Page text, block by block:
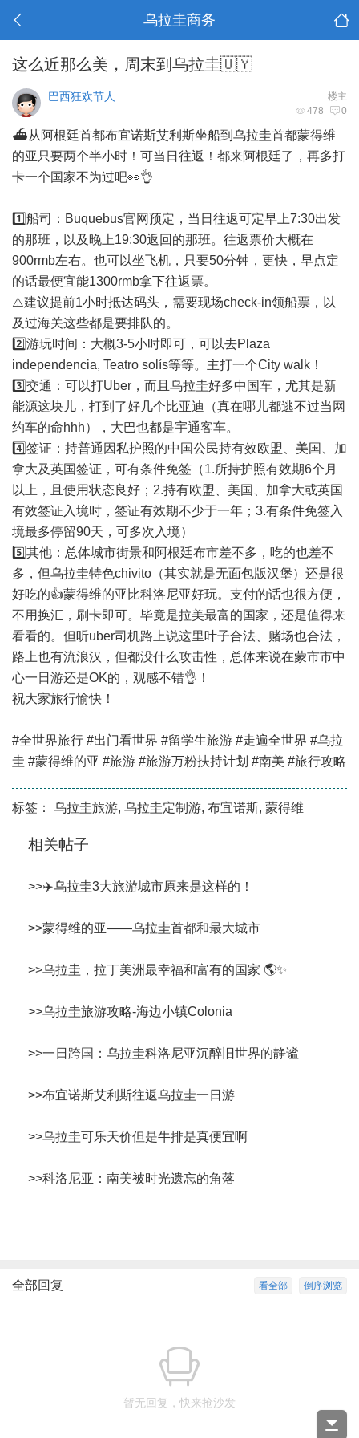
乌拉圭商务
这么近那么美，周末到乌拉圭🇺🇾
楼主
巴西狂欢节人
478 0
⛴️从阿根廷首都布宜诺斯艾利斯坐船到乌拉圭首都蒙得维
的亚只要两个半小时！可当日往返！都来阿根廷了，再多打
卡一个国家不为过吧👀👌
1️⃣船司：Buquebus官网预定，当日往返可定早上7:30出发
的那班，以及晚上19:30返回的那班。往返票价大概在
900rmb左右。也可以坐飞机，只要50分钟，更快，早点定
的话最便宜能1300rmb拿下往返票。
⚠️建议提前1小时抵达码头，需要现场check-in领船票，以
及过海关这些都是要排队的。
2️⃣游玩时间：大概3-5小时即可，可以去Plaza
independencia, Teatro solís等等。主打一个City walk！
3️⃣交通：可以打Uber，而且乌拉圭好多中国车，尤其是新
能源这块儿，打到了好几个比亚迪（真在哪儿都逃不过当网
约车的命hhh），大巴也都是宇通客车。
4️⃣签证：持普通因私护照的中国公民持有效欧盟、美国、加
拿大及英国签证，可有条件免签（1.所持护照有效期6个月
以上，且使用状态良好；2.持有欧盟、美国、加拿大或英国
有效签证入境时，签证有效期不少于一年；3.有条件免签入
境最多停留90天，可多次入境）
5️⃣其他：总体城市街景和阿根廷布市差不多，吃的也差不
多，但乌拉圭特色chivito（其实就是无面包版汉堡）还是很
好吃的👍蒙得维的亚比科洛尼亚好玩。支付的话也很方便，
不用换汇，刷卡即可。毕竟是拉美最富的国家，还是值得来
看看的。但听uber司机路上说这里叶子合法、赌场也合法，
路上也有流浪汉，但都没什么攻击性，总体来说在蒙市市中
心一日游还是OK的，观感不错👌！
祝大家旅行愉快！
#全世界旅行 #出门看世界 #留学生旅游 #走遍全世界 #乌拉
圭 #蒙得维的亚 #旅游 #旅游万粉扶持计划 #南美 #旅行攻略
标签： 乌拉圭旅游, 乌拉圭定制游, 布宜诺斯, 蒙得维
相关帖子
>>✈️乌拉圭3大旅游城市原来是这样的！
>>蒙得维的亚——乌拉圭首都和最大城市
>>乌拉圭，拉丁美洲最幸福和富有的国家 🌎✨
>>乌拉圭旅游攻略-海边小镇Colonia
>>一日跨国：乌拉圭科洛尼亚沉醉旧世界的静谧
>>布宜诺斯艾利斯往返乌拉圭一日游
>>乌拉圭可乐天价但是牛排是真便宜啊
>>科洛尼亚：南美被时光遗忘的角落
倒序浏览
看全部
全部回复
暂无回复，快来抢沙发